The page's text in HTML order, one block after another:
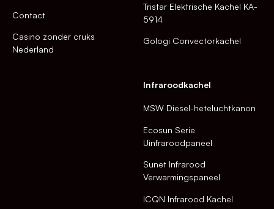
Contact
Casino zonder cruks
Nederland
Tristar Elektrische Kachel KA-
5914
Gologi Convectorkachel
Infraroodkachel
MSW Diesel-heteluchtkanon
Ecosun Serie
Uinfraroodpaneel
Sunet Infrarood
Verwarmingspaneel
ICQN Infrarood Kachel